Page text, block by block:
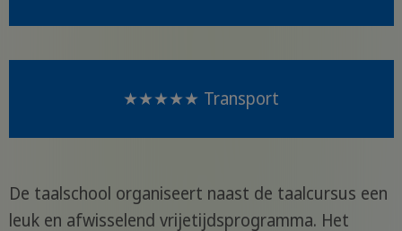
★★★★★ Transport
De taalschool organiseert naast de taalcursus een
leuk en afwisselend vrijetijdsprogramma. Het